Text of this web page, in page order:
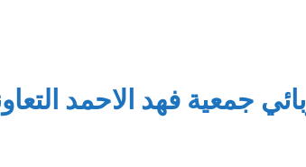
جمعية فهد الاحمد